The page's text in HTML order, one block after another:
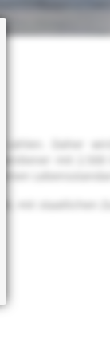
Daher
mit
mit staatlichen